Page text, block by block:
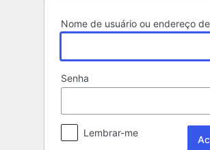
Nome de usuário ou endereço
Senha
Lembrar-me